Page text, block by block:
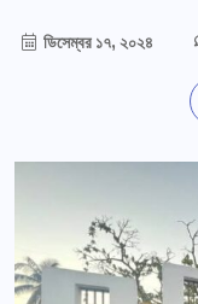
ডিসেম্বর ১৭, ২০২৪